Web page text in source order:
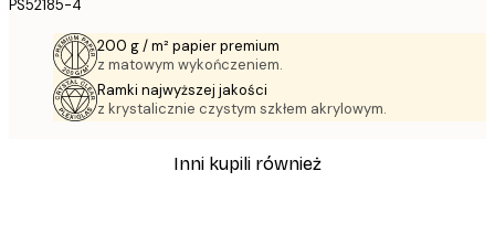
PS52185-4
200 g / m² papier premium
z matowym wykończeniem.
Ramki najwyższej jakości
z krystalicznie czystym szkłem akrylowym.
Inni kupili również